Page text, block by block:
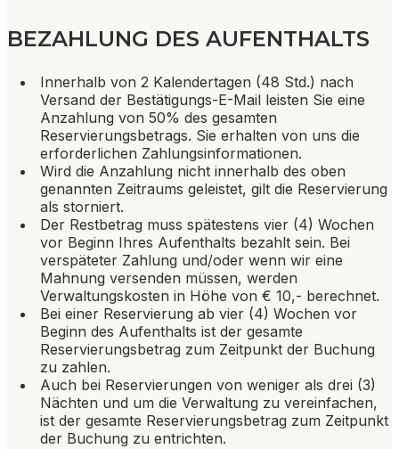
BEZAHLUNG DES AUFENTHALTS
Innerhalb von 2 Kalendertagen (48 Std.) nach
Versand der Bestätigungs-E-Mail leisten Sie eine
Anzahlung von 50% des gesamten
Reservierungsbetrags. Sie erhalten von uns die
erforderlichen Zahlungsinformationen.
Wird die Anzahlung nicht innerhalb des oben
genannten Zeitraums geleistet, gilt die Reservierung
als storniert.
Der Restbetrag muss spätestens vier (4) Wochen
vor Beginn Ihres Aufenthalts bezahlt sein. Bei
verspäteter Zahlung und/oder wenn wir eine
Mahnung versenden müssen, werden
Verwaltungskosten in Höhe von € 10,- berechnet.
Bei einer Reservierung ab vier (4) Wochen vor
Beginn des Aufenthalts ist der gesamte
Reservierungsbetrag zum Zeitpunkt der Buchung
zu zahlen.
Auch bei Reservierungen von weniger als drei (3)
Nächten und um die Verwaltung zu vereinfachen,
ist der gesamte Reservierungsbetrag zum Zeitpunkt
der Buchung zu entrichten.